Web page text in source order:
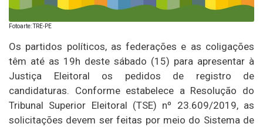
Fotoarte: TRE-PE
Os partidos políticos, as federações e as coligações
têm até as 19h deste sábado (15) para apresentar à
Justiça Eleitoral os pedidos de registro de
candidaturas. Conforme estabelece a Resolução do
Tribunal Superior Eleitoral (TSE) nº 23.609/2019, as
solicitações devem ser feitas por meio do Sistema de